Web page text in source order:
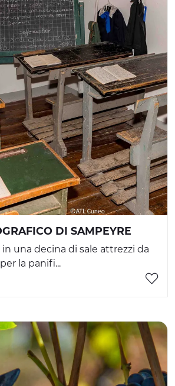
DI SAMPEYRE
in una decina di sale attrezzi da
la panifi...